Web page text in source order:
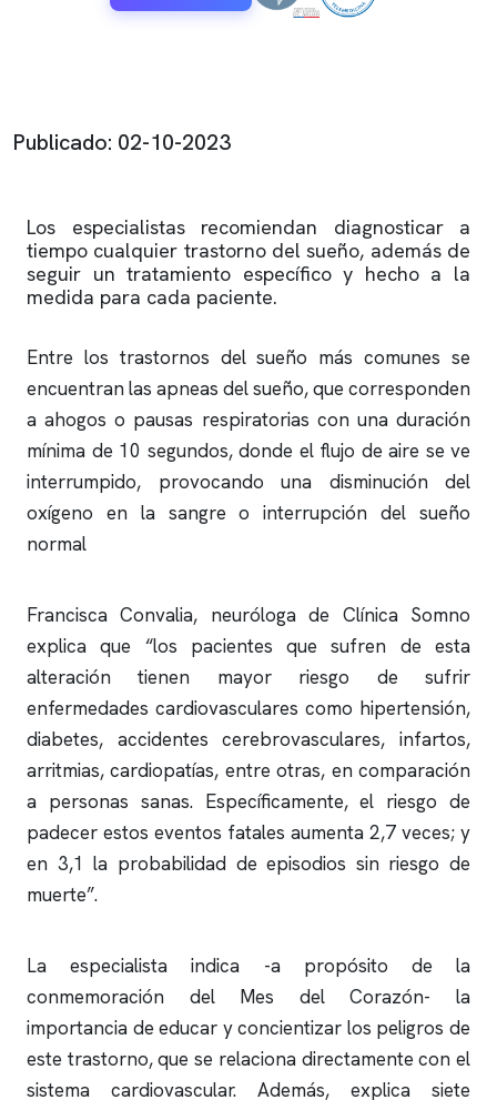
Publicado: 02-10-2023
Los especialistas recomiendan diagnosticar a
tiempo cualquier trastorno del sueño, además de
seguir un tratamiento específico y hecho a la
medida para cada paciente.
Entre los trastornos del sueño más comunes se
encuentran las apneas del sueño, que corresponden
a ahogos o pausas respiratorias con una duración
mínima de 10 segundos, donde el flujo de aire se ve
interrumpido, provocando una disminución del
oxígeno en la sangre o interrupción del sueño
normal
Francisca Convalia, neuróloga de Clínica Somno
explica que “los pacientes que sufren de esta
alteración tienen mayor riesgo de sufrir
enfermedades cardiovasculares como hipertensión,
diabetes, accidentes cerebrovasculares, infartos,
arritmias, cardiopatías, entre otras, en comparación
a personas sanas. Específicamente, el riesgo de
padecer estos eventos fatales aumenta 2,7 veces; y
en 3,1 la probabilidad de episodios sin riesgo de
muerte”.
La especialista indica -a propósito de la
conmemoración del Mes del Corazón- la
importancia de educar y concientizar los peligros de
este trastorno, que se relaciona directamente con el
sistema cardiovascular. Además, explica siete